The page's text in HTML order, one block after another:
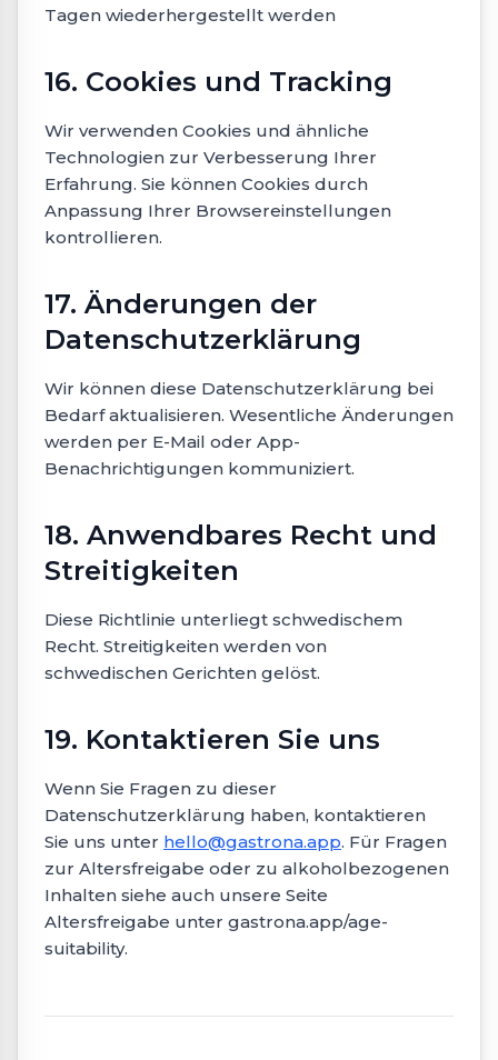
Tagen wiederhergestellt werden
16. Cookies und Tracking
Wir verwenden Cookies und ähnliche
Technologien zur Verbesserung Ihrer
Erfahrung. Sie können Cookies durch
Anpassung Ihrer Browsereinstellungen
kontrollieren.
17. Änderungen der
Datenschutzerklärung
Wir können diese Datenschutzerklärung bei
Bedarf aktualisieren. Wesentliche Änderungen
werden per E-Mail oder App-
Benachrichtigungen kommuniziert.
18. Anwendbares Recht und
Streitigkeiten
Diese Richtlinie unterliegt schwedischem
Recht. Streitigkeiten werden von
schwedischen Gerichten gelöst.
19. Kontaktieren Sie uns
Wenn Sie Fragen zu dieser
Datenschutzerklärung haben, kontaktieren
Sie uns unter hello@gastrona.app. Für Fragen
zur Altersfreigabe oder zu alkoholbezogenen
Inhalten siehe auch unsere Seite
Altersfreigabe unter gastrona.app/age-
suitability.